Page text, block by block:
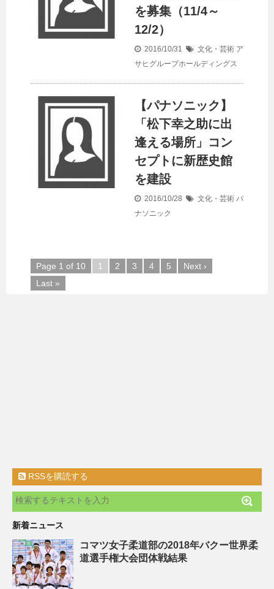
を募集（11/4～
12/2）
2016/10/31 文化・芸術 ア
サヒグループホールディングス
【パナソニック】
「松下幸之助に出
逢える場所」コン
セプトに新歴史館
を建設
2016/10/28 文化・芸術 パ
ナソニック
Page 1 of 10 1 2 3 4 5
Next ›
Last »
RSSを購読する
新着ニュース
コマツ女子柔道部の2018年バクー世界柔
道選手権大会団体戦結果